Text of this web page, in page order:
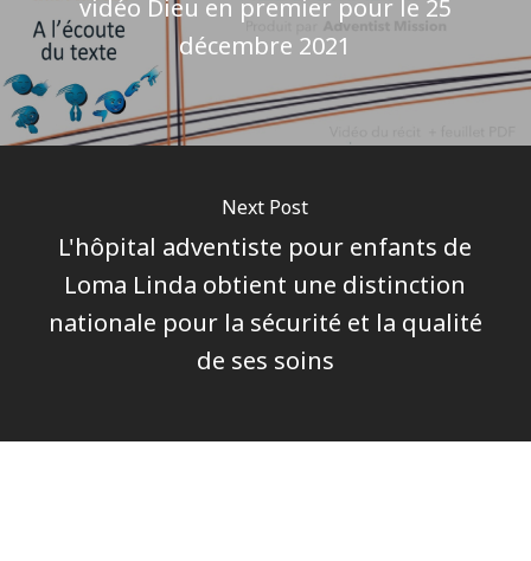
vidéo Dieu en premier pour le 25
décembre 2021
Next Post
L'hôpital adventiste pour enfants de
Loma Linda obtient une distinction
nationale pour la sécurité et la qualité
de ses soins